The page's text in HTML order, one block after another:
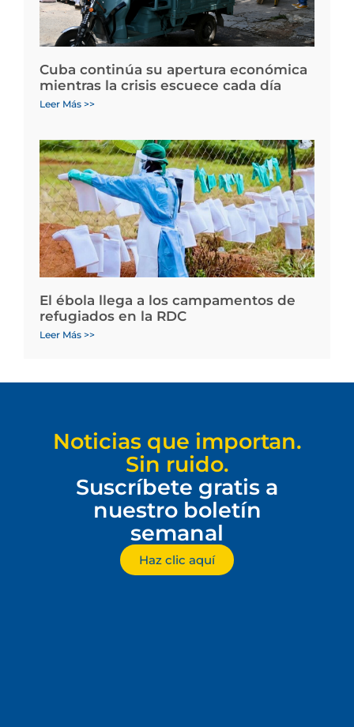
Cuba continúa su apertura económica
mientras la crisis escuece cada día
Leer Más >>
El ébola llega a los campamentos de
refugiados en la RDC
Leer Más >>
Noticias que importan.
Sin ruido.
Suscríbete gratis a
nuestro boletín
semanal
Haz clic aquí